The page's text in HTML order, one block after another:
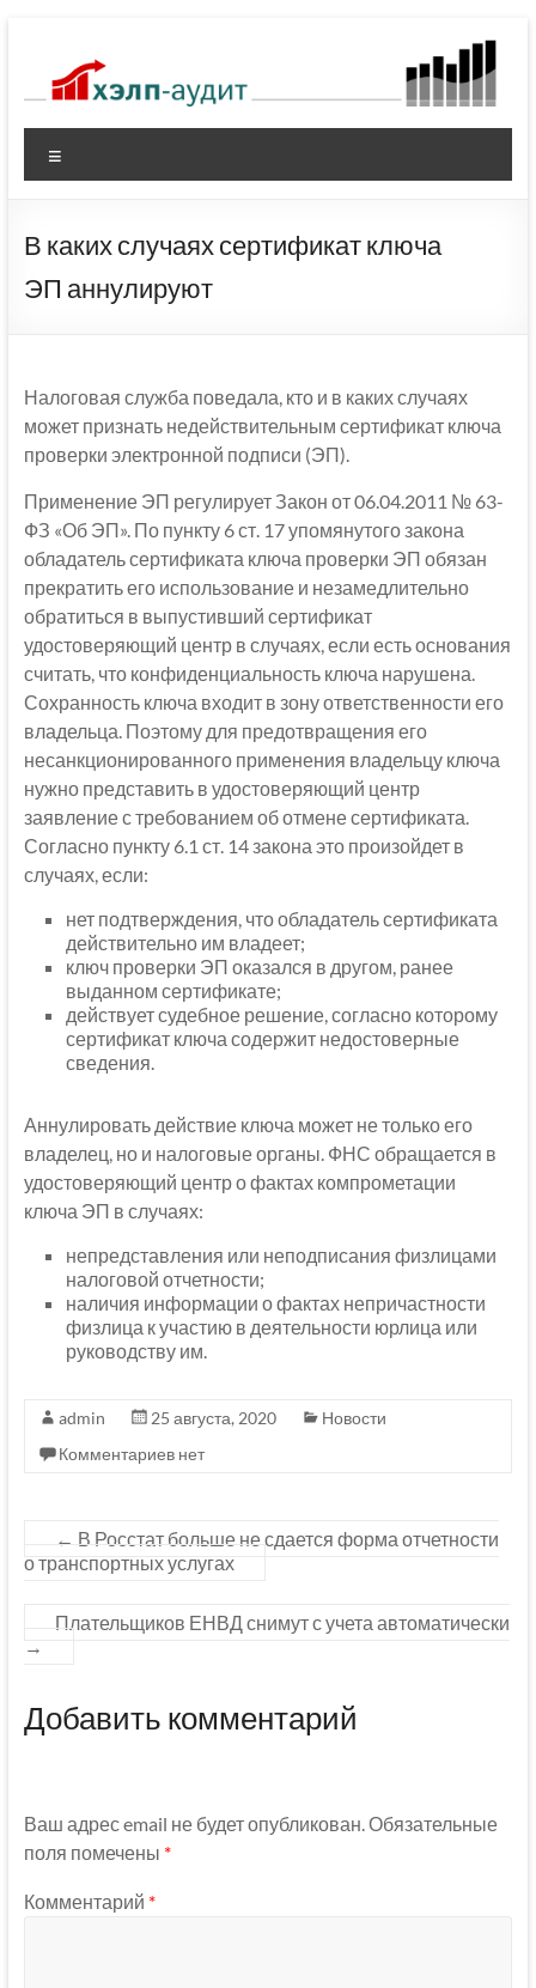
содержимому
В каких случаях сертификат ключа
ЭП аннулируют
Налоговая служба поведала, кто и в каких случаях
может признать недействительным сертификат ключа
проверки электронной подписи (ЭП).
Применение ЭП регулирует Закон от 06.04.2011 № 63-
ФЗ «Об ЭП». По пункту 6 ст. 17 упомянутого закона
обладатель сертификата ключа проверки ЭП обязан
прекратить его использование и незамедлительно
обратиться в выпустивший сертификат
удостоверяющий центр в случаях, если есть основания
считать, что конфиденциальность ключа нарушена.
Сохранность ключа входит в зону ответственности его
владельца. Поэтому для предотвращения его
несанкционированного применения владельцу ключа
нужно представить в удостоверяющий центр
заявление с требованием об отмене сертификата.
Согласно пункту 6.1 ст. 14 закона это произойдет в
случаях, если:
нет подтверждения, что обладатель сертификата
действительно им владеет;
ключ проверки ЭП оказался в другом, ранее
выданном сертификате;
действует судебное решение, согласно которому
сертификат ключа содержит недостоверные
сведения.
Аннулировать действие ключа может не только его
владелец, но и налоговые органы. ФНС обращается в
удостоверяющий центр о фактах компрометации
ключа ЭП в случаях:
непредставления или неподписания физлицами
налоговой отчетности;
наличия информации о фактах непричастности
физлица к участию в деятельности юрлица или
руководству им.
admin 25 августа, 2020
Новости
Комментариев нет
← В Росстат больше не сдается форма отчетности
о транспортных услугах
Плательщиков ЕНВД снимут с учета автоматически
→
Добавить комментарий
Ваш адрес email не будет опубликован. Обязательные
поля помечены *
Комментарий *